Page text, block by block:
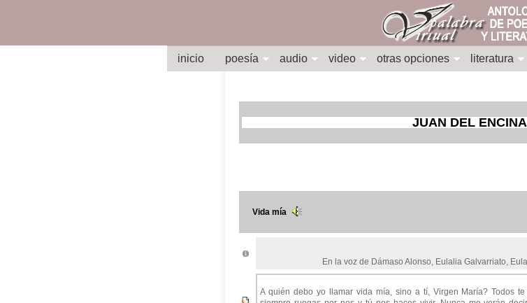
inicio poesía audio video otras opciones literatura
JUAN DEL ENCINA
Vida mía
En la voz de Dámaso Alonso, Eulalia Galvarriato,
A quién debo yo llamar vida mía, sino a tí, Virgen María? Todos